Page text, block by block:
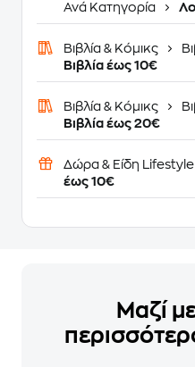
Ανά Κατηγορία
Βιβλία & Κόμικς
Βιβλία έως 10€
Βιβλία & Κόμικς
Βιβλία έως 20€
Δώρα & Είδη Lifestyle
έως 10€
Μαζί